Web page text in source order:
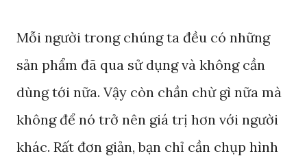
Mỗi người trong chúng ta đều có những
sản phẩm đã qua sử dụng và không cần
dùng tới nữa. Vậy còn chần chừ gì nữa mà
không để nó trở nên giá trị hơn với người
khác. Rất đơn giản, bạn chỉ cần chụp hình